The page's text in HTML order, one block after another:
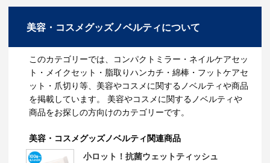
美容・コスメグッズノベルティについて
このカテゴリーでは、コンパクトミラー・ネイルケアセッ
ト・メイクセット・脂取りハンカチ・綿棒・フットケアセ
ット・爪切り等、美容やコスメに関するノベルティや商品
を掲載しています。 美容やコスメに関するノベルティや
商品をお探しの方向けのカテゴリーです。
美容・コスメグッズノベルティ関連商品
小ロット！抗菌ウェットティッシュ